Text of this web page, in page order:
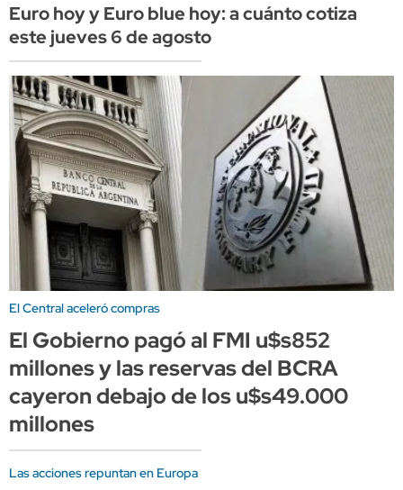
Euro hoy y Euro blue hoy: a cuánto cotiza
este jueves 6 de agosto
El Central aceleró compras
El Gobierno pagó al FMI u$s852
millones y las reservas del BCRA
cayeron debajo de los u$s49.000
millones
Las acciones repuntan en Europa